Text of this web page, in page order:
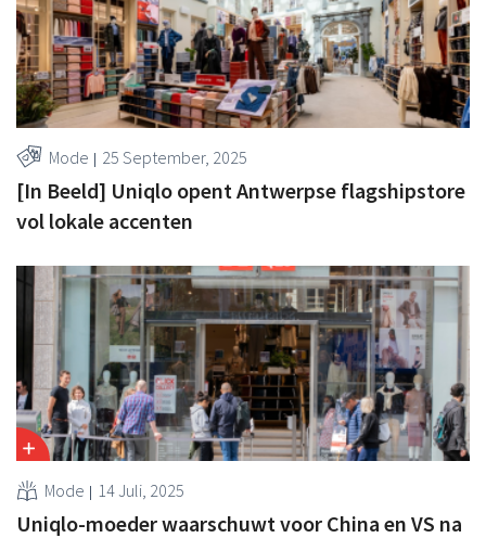
Mode 25 September, 2025
[In Beeld] Uniqlo opent Antwerpse flagshipstore
vol lokale accenten
Mode 14 Juli, 2025
Uniqlo-moeder waarschuwt voor China en VS na